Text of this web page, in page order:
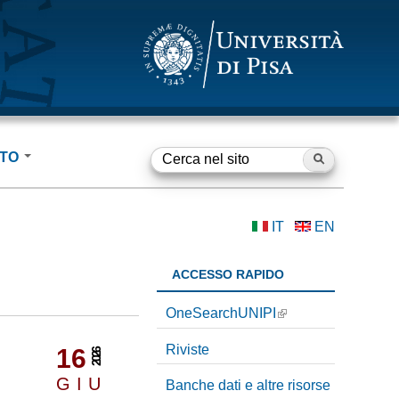
F
Cerca nel sito
IT EN
16
GIU
2026
ACCESSO RAPIDO
OneSearchUNIPI
Riviste
Banche dati e altre risorse